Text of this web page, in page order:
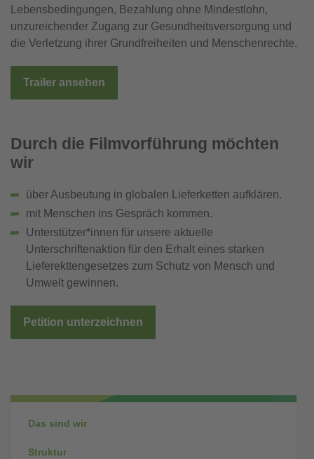
Subnavigation
Das sind wir
Struktur
Lebensbedingungen, Bezahlung ohne Mindestlohn,
unzureichender Zugang zur Gesundheitsversorgung und
die Verletzung ihrer Grundfreiheiten und Menschenrechte.
Trailer ansehen
Durch die Filmvorführung möchten
wir
über Ausbeutung in globalen Lieferketten aufklären.
mit Menschen ins Gespräch kommen.
Unterstützer*innen für unsere aktuelle
Unterschriftenaktion für den Erhalt eines starken
Lieferekttengesetzes zum Schutz von Mensch und
Umwelt gewinnen.
Petition unterzeichnen